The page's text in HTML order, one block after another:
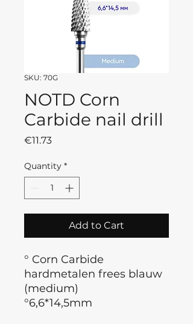
SKU: 70G
NOTD Corn
Carbide nail drill
€11.73Price
Quantity *
Add to Cart
° Corn Carbide
hardmetalen frees blauw
(medium)
°6,6*14,5mm